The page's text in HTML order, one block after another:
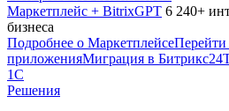
Маркетплейс + BitrixGPT 6 240+
бизнеса
Подробнее о МаркетплейсеПерейти
приложенияМиграция в Битрикс24
1С
Решения